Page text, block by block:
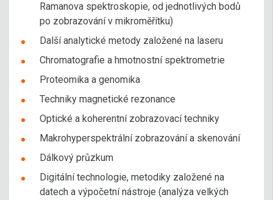
Ramanova spektroskopie, od jednotlivých bodů
po zobrazování v mikroměřítku)
Další analytické metody založené na laseru
Chromatografie a hmotnostní spektrometrie
Proteomika a genomika
Techniky magnetické rezonance
Optické a koherentní zobrazovací techniky
Makrohyperspektrální zobrazování a skenování
Dálkový průzkum
Digitální technologie, metodiky založené na
datech a výpočetní nástroje (analýza velkých